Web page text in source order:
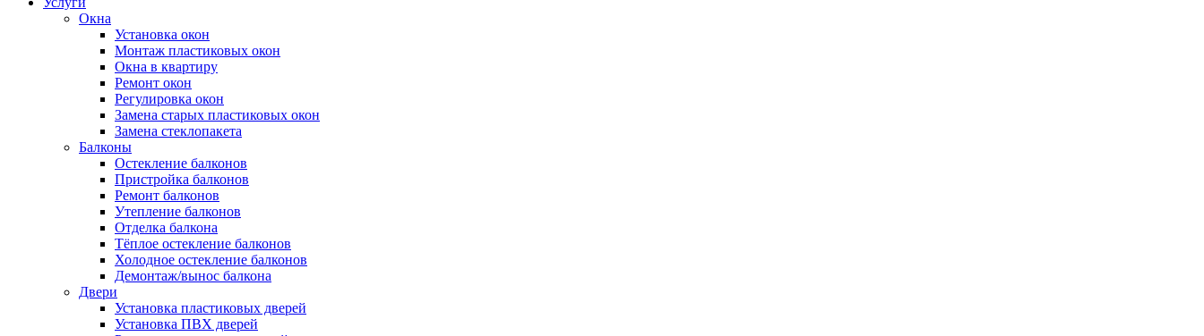
Окна
Установка окон
Монтаж пластиковых окон
Окна в квартиру
Ремонт окон
Регулировка окон
Замена старых пластиковых окон
Замена стеклопакета
Балконы
Остекление балконов
Пристройка балконов
Ремонт балконов
Утепление балконов
Отделка балкона
Тёплое остекление балконов
Холодное остекление балконов
Демонтаж/вынос балкона
Двери
Установка пластиковых дверей
Установка ПВХ дверей